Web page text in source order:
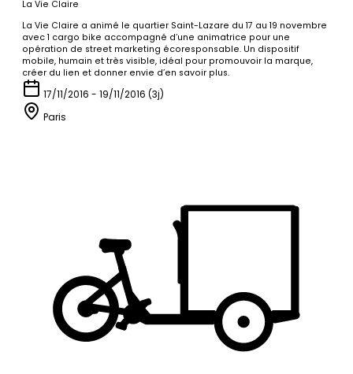
La Vie Claire
La Vie Claire a animé le quartier Saint-Lazare du 17 au 19 novembre
avec 1 cargo bike accompagné d’une animatrice pour une
opération de street marketing écoresponsable. Un dispositif
mobile, humain et très visible, idéal pour promouvoir la marque,
créer du lien et donner envie d’en savoir plus.
17/11/2016 - 19/11/2016 (3j)
Paris